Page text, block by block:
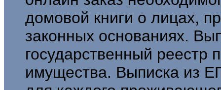
домовой книги о лицах,
законных основаниях.
государственный реестр
имущества. Выписка из